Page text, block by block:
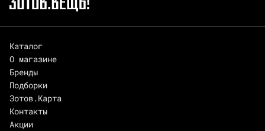
Каталог
О магазине
Бренды
Подборки
Зотов.Карта
Контакты
Акции